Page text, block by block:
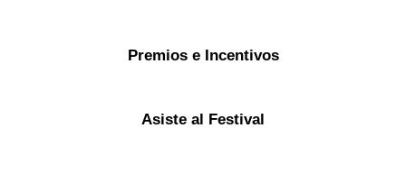
Premios e Incentivos
Asiste al Festival